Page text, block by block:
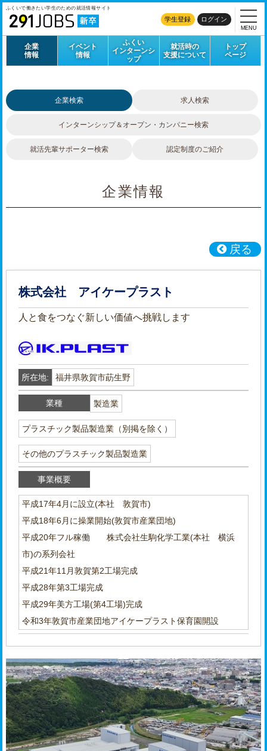
ふくいで働きたい学生のための就活情報サイト
学生登録 ログイン
企業
情報
イベント
情報
ふくい
インターンシ
ップ
就活時の
支援について
トップ
ページ
MENU
企業検索 求人検索
インターンシップ＆ オープン・カンパニー検索
就活先輩サポーター検索 認定制度のご紹介
企業情報
戻る
株式会社 アイケープラスト
人と食をつなぐ新しい価値へ挑戦します
所在地: 福井県敦賀市莇生野
業種 製造業
プラスチック製品製造業（別掲を除く）
その他のプラスチック製品製造業
事業概要
平成17年4月に設立(本社 敦賀市)
平成18年6月に操業開始(敦賀市産業団地)
平成20年フル稼働 株式会社生駒化学工業(本社 横浜
市)の系列会社
平成21年11月敦賀第2工場完成
平成28年第3工場完成
平成29年美方工場(第4工場)完成
令和3年敦賀市産業団地アイケープラスト保育園開設